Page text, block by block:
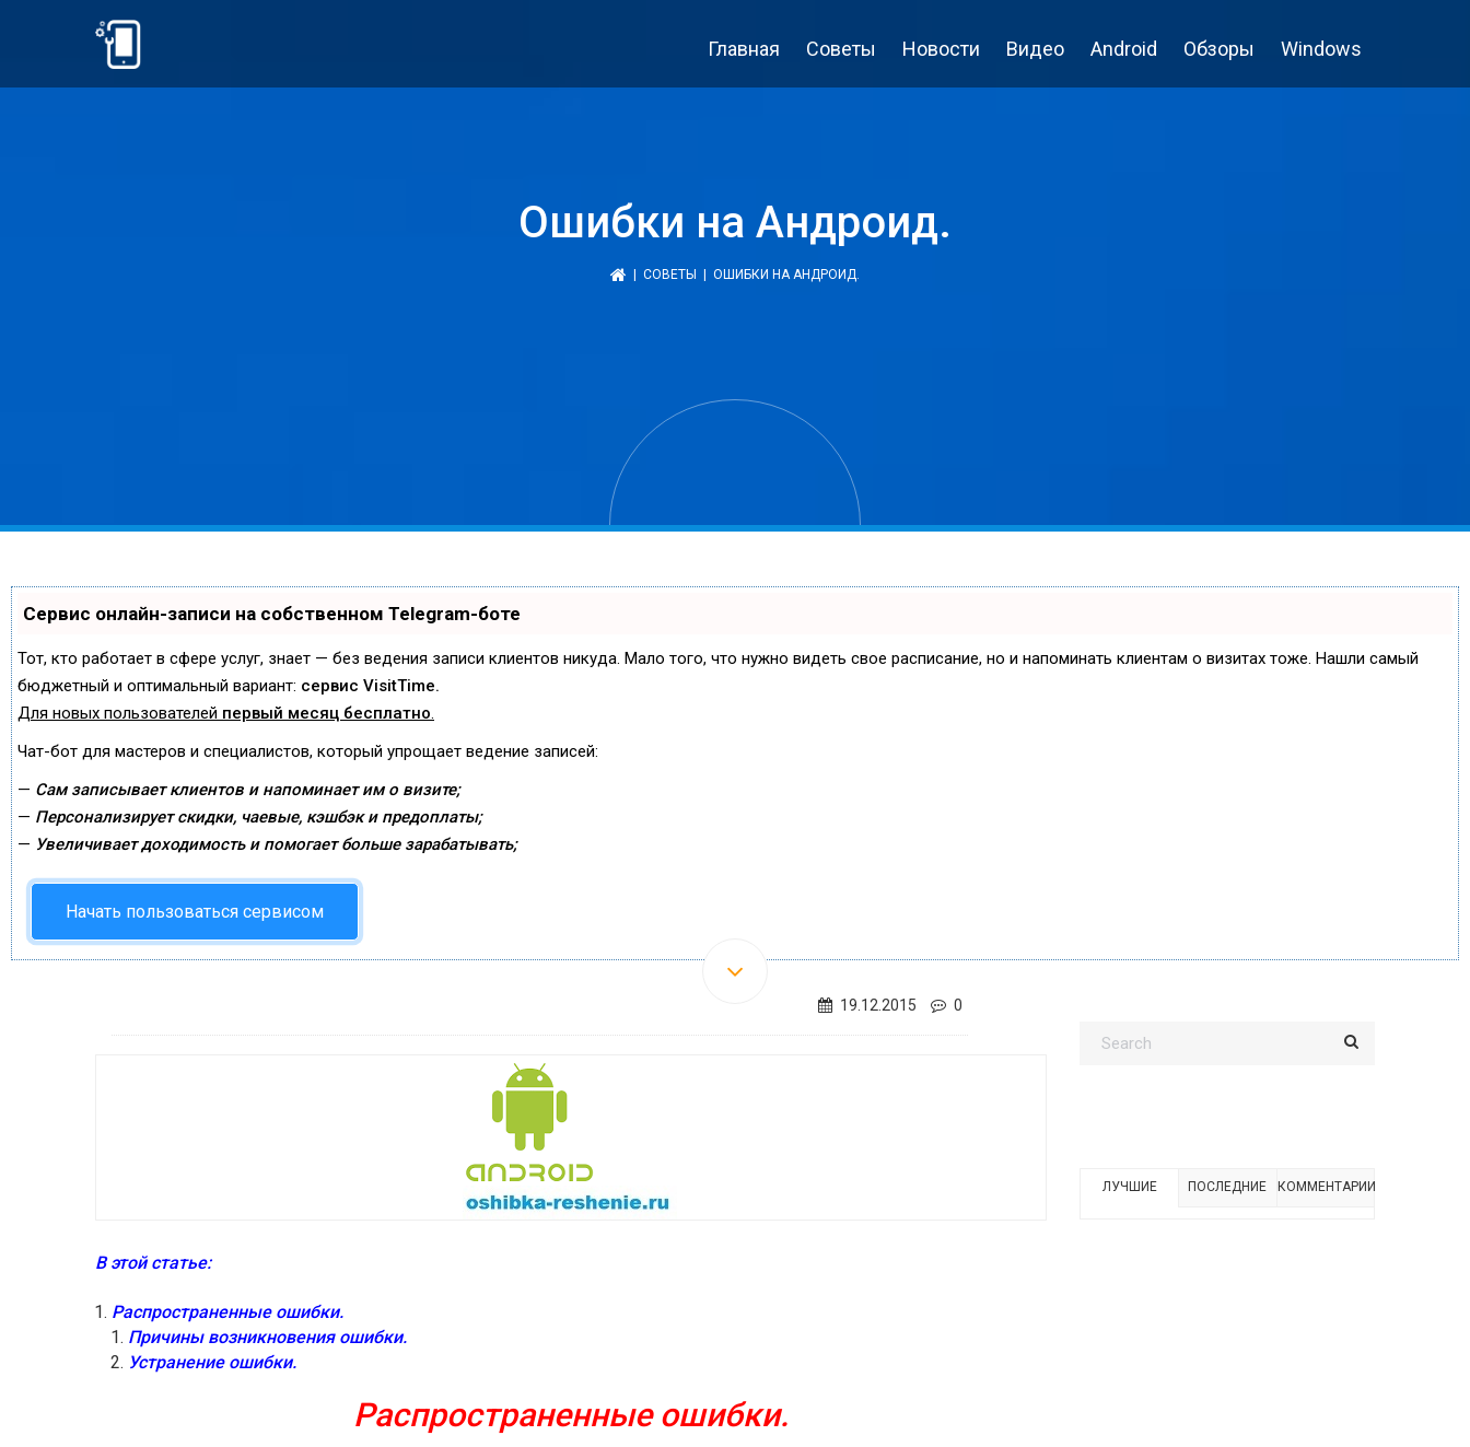
Главная Советы Новости Видео Android Обзоры Windows
Ошибки на Андроид.
СОВЕТЫ | ОШИБКИ НА АНДРОИД.
Сервис онлайн-записи на собственном Telegram-боте
Тот, кто работает в сфере услуг, знает — без ведения записи клиентов никуда. Мало того, что нужно видеть свое расписание, но и напоминать клиентам о визитах тоже. Нашли самый
бюджетный и оптимальный вариант: сервис VisitTime.
Для новых пользователей первый месяц бесплатно.
Чат-бот для мастеров и специалистов, который упрощает ведение записей:
— Сам записывает клиентов и напоминает им о визите;
— Персонализирует скидки, чаевые, кэшбэк и предоплаты;
— Увеличивает доходимость и помогает больше зарабатывать;
Начать пользоваться сервисом
19.12.2015 0
В этой статье:
Распространенные ошибки.
Причины возникновения ошибки.
Устранение ошибки.
Распространенные ошибки.
ЛУЧШИЕ ПОСЛЕДНИЕ КОММЕНТАРИИ